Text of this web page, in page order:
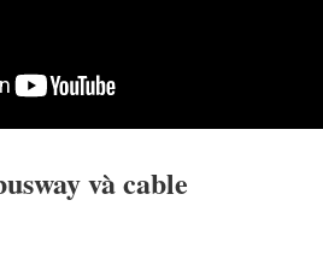
và cable